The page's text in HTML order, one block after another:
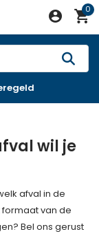
0
wil je
afval in de
van de
Bel ons gerust